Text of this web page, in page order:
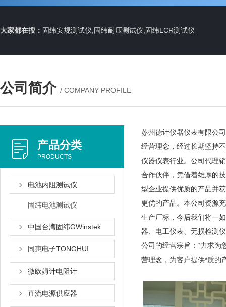
大家都在搜： 固纬安规测试仪,固纬耐压测试仪,固纬LCR测试仪
公司简介 / COMPANY PROFILE
产品分类
PRODUCTS
电池内阻测试仪
固纬电池测试仪
中国台湾固纬GWinstek
同惠电子TONGHUI
微欧姆计电阻计
直流电源供应器
苏州德计仪器仪表有限公
经营理念，经过长期坚持
仪器仪表行业。公司代理
合作伙伴，凭借着雄厚的
型企业提供优质的产品并
更优的产品。本公司资源
生产厂标，今后我们将一
器、电工仪表、无损检测
公司的经营宗旨：“力求为
营理念，为客户提供*质的